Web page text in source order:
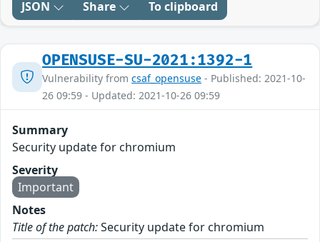
JSON Share To clipboard
OPENSUSE-SU-2021:1392-1
Vulnerability from csaf_opensuse - Published: 2021-10-
26 09:59 - Updated: 2021-10-26 09:59
Summary
Security update for chromium
Severity
Important
Notes
Title of the patch:Security update for chromium